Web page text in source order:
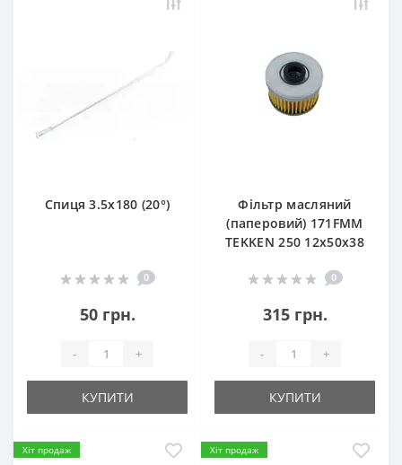
Спиця 3.5х180 (20°)
0
50 грн.
- +
КУПИТИ
Фільтр масляний
(паперовий) 171FMM
TEKKEN 250 12х50х38
0
315 грн.
- +
КУПИТИ
Хіт продаж Хіт продаж